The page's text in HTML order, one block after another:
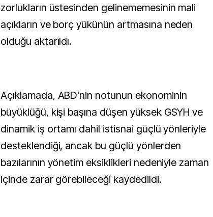
zorlukların üstesinden gelinememesinin mali
açıkların ve borç yükünün artmasına neden
olduğu aktarıldı.
Açıklamada, ABD'nin notunun ekonominin
büyüklüğü, kişi başına düşen yüksek GSYH ve
dinamik iş ortamı dahil istisnai güçlü yönleriyle
desteklendiği, ancak bu güçlü yönlerden
bazılarının yönetim eksiklikleri nedeniyle zaman
içinde zarar görebileceği kaydedildi.